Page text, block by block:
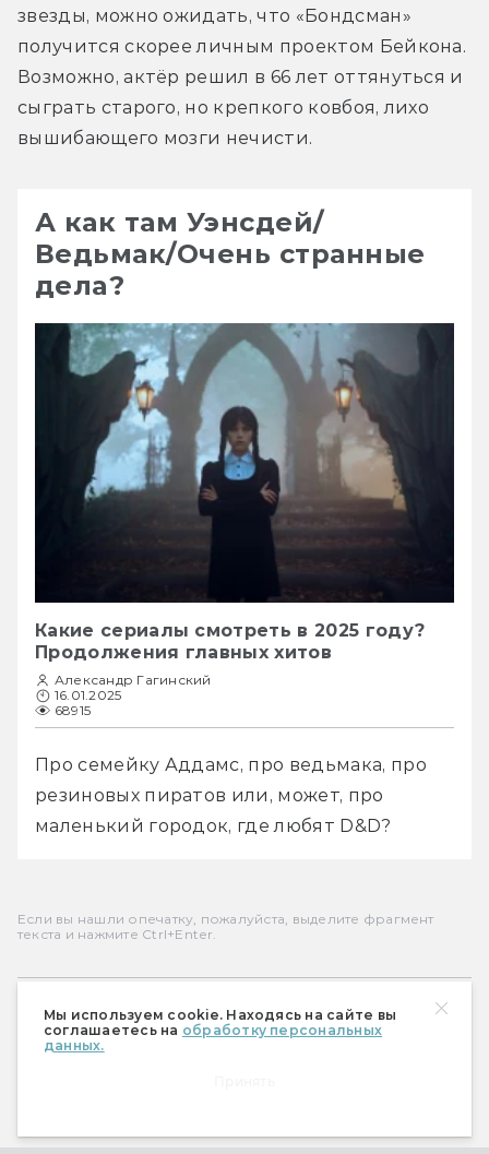
Мы используем cookie. Находясь на сайте вы
соглашаетесь на обработку персональных
данных.
звезды, можно ожидать, что «Бондсман»
получится скорее личным проектом Бейкона.
Возможно, актёр решил в 66 лет оттянуться и
сыграть старого, но крепкого ковбоя, лихо
вышибающего мозги нечисти.
А как там Уэнсдей/
Ведьмак/Очень странные
дела?
Какие сериалы смотреть в 2025 году?
Продолжения главных хитов
Александр Гагинский
16.01.2025
68915
Про семейку Аддамс, про ведьмака, про
резиновых пиратов или, может, про
маленький городок, где любят D&D?
Если вы нашли опечатку, пожалуйста, выделите фрагмент
текста и нажмите Ctrl+Enter.
Александр Гагинский
Главный редактор сайта, пишет для МирФ с